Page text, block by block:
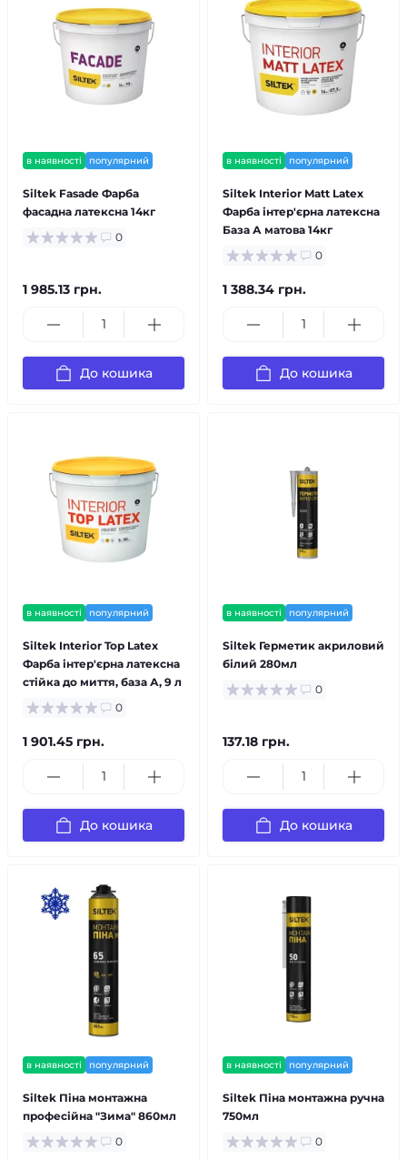
в наявності популярний
Siltek Fasade Фарба
фасадна латексна 14кг
0
1 985.13 грн.
До кошика
в наявності популярний
Siltek Interior Matt Latex
Фарба інтер'єрна латексна
База А матова 14кг
0
1 388.34 грн.
До кошика
в наявності популярний
Siltek Interior Top Latex
Фарба інтер'єрна латексна
стійка до миття, база А, 9 л
0
1 901.45 грн.
До кошика
в наявності популярний
Siltek Герметик акриловий
білий 280мл
0
137.18 грн.
До кошика
в наявності популярний
Siltek Піна монтажна
професійна "Зима" 860мл
0
в наявності популярний
Siltek Піна монтажна ручна
750мл
0